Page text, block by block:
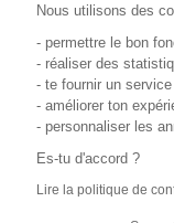
Nous utilisons des
- permettre le bon
- réaliser des
- te fournir un
- améliorer ton
- personnaliser les
Es-tu d'accord ?
Lire la politique de
Localisation
Tous les avis clients
Comment sont